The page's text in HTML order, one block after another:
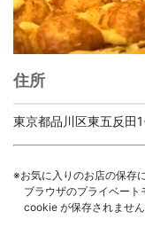
住所
東京都品川区東五反田
※お気に入りのお店の保存
ブラウザのプライベー
cookie が保存されませ